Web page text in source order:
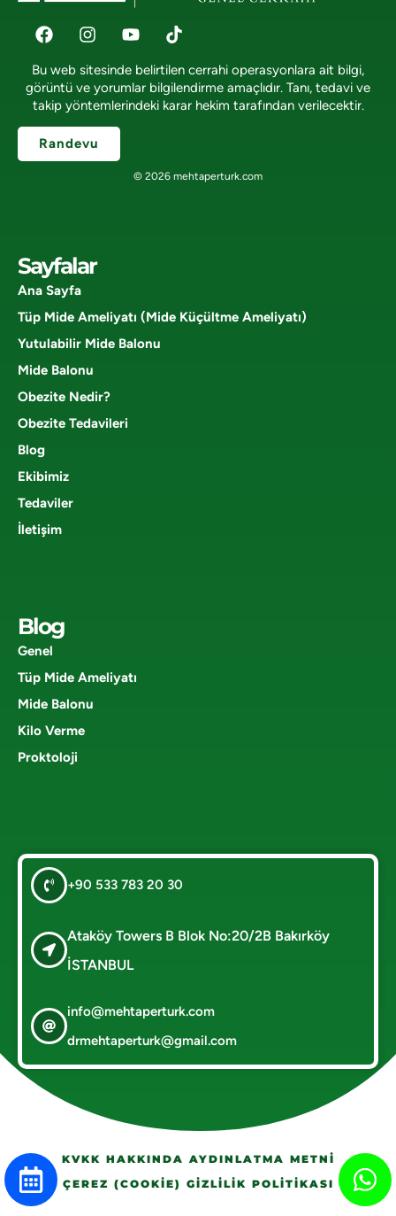
Bu web sitesinde belirtilen cerrahi operasyonlara ait bilgi,
görüntü ve yorumlar bilgilendirme amaçlıdır. Tanı, tedavi ve
takip yöntemlerindeki karar hekim tarafından verilecektir.
Randevu
© 2026 mehtaperturk.com
Sayfalar
Ana Sayfa
Tüp Mide Ameliyatı (Mide Küçültme Ameliyatı)
Yutulabilir Mide Balonu
Mide Balonu
Obezite Nedir?
Obezite Tedavileri
Blog
Ekibimiz
Tedaviler
İletişim
Blog
Genel
Tüp Mide Ameliyatı
Mide Balonu
Kilo Verme
Proktoloji
+90 533 783 20 30
Ataköy Towers B Blok No:20/2B Bakırköy
İSTANBUL
info@mehtaperturk.com
drmehtaperturk@gmail.com
KVKK HAKKINDA AYDINLATMA METNİ
ÇEREZ (COOKİE) GİZLİLİK POLİTİKASI